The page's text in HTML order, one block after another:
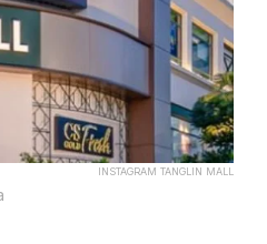
INSTAGRAM TANGLIN MALL